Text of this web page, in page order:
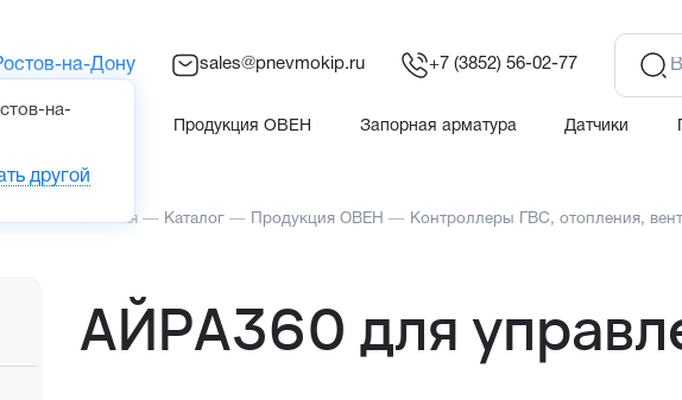
на-Дону
на-
другой
sales@pnevmokip.ru +7 (3852) 56-02-77
Продукция ОВЕН Запорная арматура Датчики
Главная — Каталог — Продукция ОВЕН — Контроллеры ГВС, отопления,
АЙРА360 для